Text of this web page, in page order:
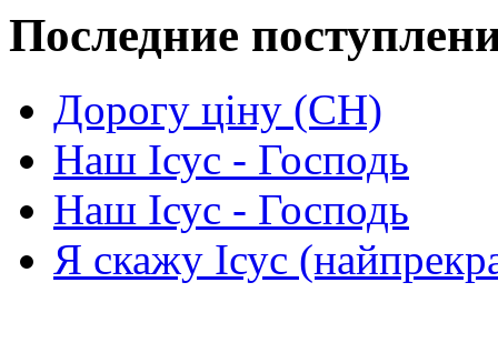
Последние
Дорогу ціну (СН)
Наш Ісус - Господь
Наш Ісус - Господь
Я скажу Ісус